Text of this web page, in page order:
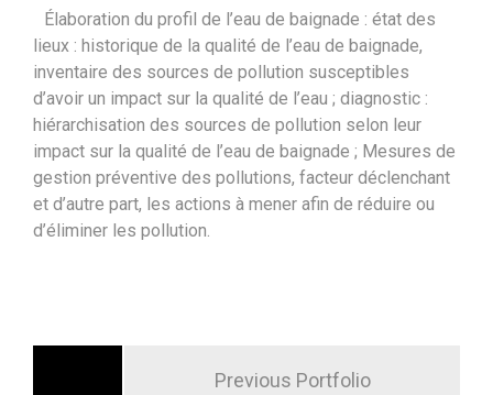
Élaboration du profil de l’eau de baignade : état des
lieux : historique de la qualité de l’eau de baignade,
inventaire des sources de pollution susceptibles
d’avoir un impact sur la qualité de l’eau ; diagnostic :
hiérarchisation des sources de pollution selon leur
impact sur la qualité de l’eau de baignade ; Mesures de
gestion préventive des pollutions, facteur déclenchant
et d’autre part, les actions à mener afin de réduire ou
d’éliminer les pollution.
Previous Portfolio